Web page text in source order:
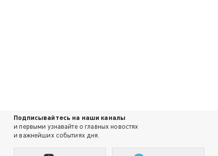
Подписывайтесь на наши каналы
и первыми узнавайте о главных новостях
и важнейших событиях дня.